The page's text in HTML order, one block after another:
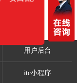
用户后台
itc小程序